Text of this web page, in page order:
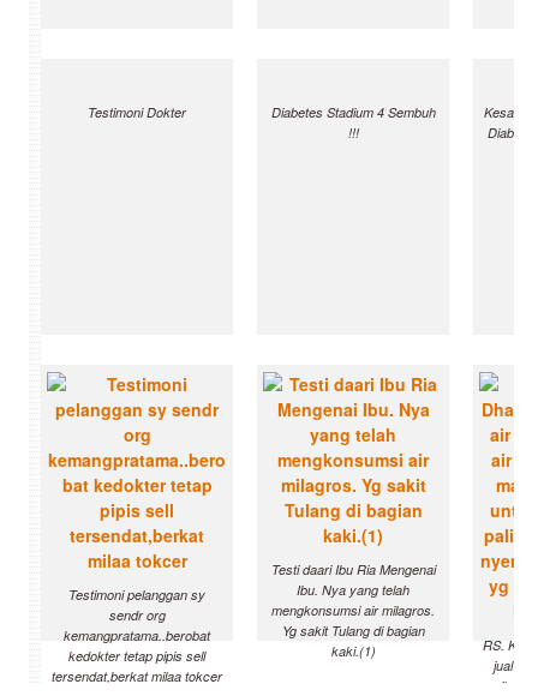
Testimoni Dokter
Diabetes Stadium 4 Sembuh
!!!
Testimoni pelanggan sy
sendr org
kemangpratama..berobat
kedokter tetap pipis sell
tersendat,berkat milaa tokcer
Testi daari Ibu Ria Mengenai
Ibu. Nya yang telah
mengkonsumsi air milagros.
Yg sakit Tulang di bagian
kaki.(1)
RS.
jual air